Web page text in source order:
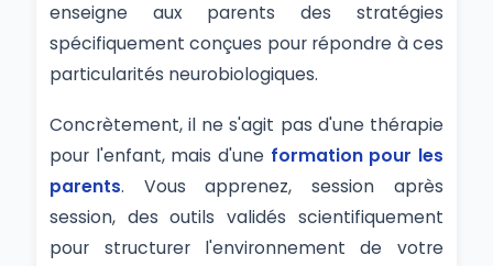
enseigne aux parents des stratégies
spécifiquement conçues pour répondre à ces
particularités neurobiologiques.
Concrètement, il ne s'agit pas d'une thérapie
pour l'enfant, mais d'une formation pour les
parents. Vous apprenez, session après
session, des outils validés scientifiquement
pour structurer l'environnement de votre